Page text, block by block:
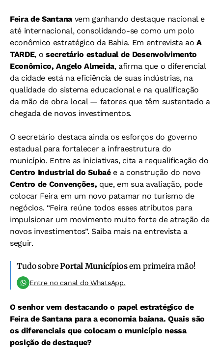
Feira de Santanavem ganhando destaque nacional e
até internacional, consolidando-se como um polo
econômico estratégico da Bahia. Em entrevista aoA
TARDE, osecretário estadual de Desenvolvimento
Econômico, Angelo Almeida, afirma que o diferencial
da cidade está na eficiência de suas indústrias, na
qualidade do sistema educacional e na qualificação
da mão de obra local — fatores que têm sustentado a
chegada de novos investimentos.
O secretário destaca ainda os esforços do governo
estadual para fortalecer a infraestrutura do
município. Entre as iniciativas, cita a requalificação do
Centro Industrial do Subaée a construção do novo
Centro de Convenções, que, em sua avaliação, pode
colocar Feira em um novo patamar no turismo de
negócios. “Feira reúne todos esses atributos para
impulsionar um movimento muito forte de atração de
novos investimentos”. Saiba mais na entrevista a
seguir.
Tudo sobrePortal Municípiosem primeira mão!
Entre no canal do WhatsApp.
O senhor vem destacando o papel estratégico de
Feira de Santana para a economia baiana. Quais são
os diferenciais que colocam o município nessa
posição de destaque?